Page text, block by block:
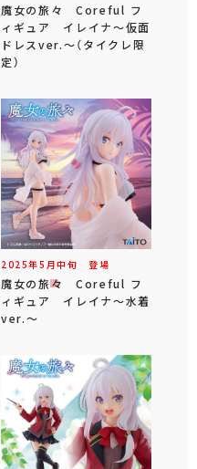
魔女の旅々 Coreful フ
ィギュア イレイナ～仮面
ドレスver.～（タイクレ限
定）
2025年5 月中旬 登場
魔女の旅々 Coreful フ
ィギュア イレイナ～水着
ver.～